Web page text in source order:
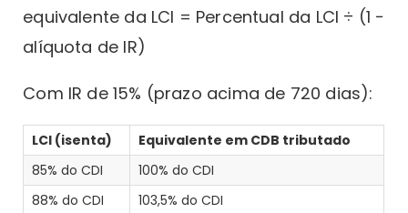
equivalente da LCI = Percentual da LCI ÷ (1 −
alíquota de IR)
Com IR de 15% (prazo acima de 720 dias):
LCI (isenta)
Equivalente em CDB tributado
85% do CDI
100% do CDI
88% do CDI
103,5% do CDI